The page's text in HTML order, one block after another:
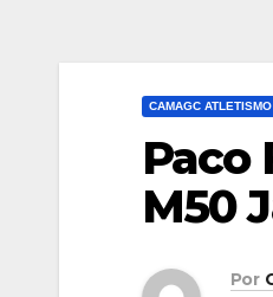
CAMAGC
Paco
M50
Por